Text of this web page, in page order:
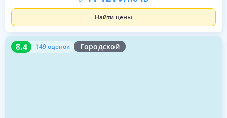
Найти цены
8.4 149 оценок Городской
8.4 149 оценок